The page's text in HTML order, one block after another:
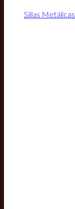
Sillas Metálicas